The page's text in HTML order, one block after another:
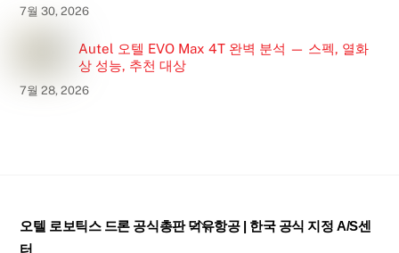
7월 30, 2026
Autel 오텔 EVO Max 4T 완벽 분석 — 스펙, 열화
상 성능, 추천 대상
7월 28, 2026
Back
오텔 로보틱스 드론 공식총판 덕유항공 | 한국 공식 지정 A/S센
터